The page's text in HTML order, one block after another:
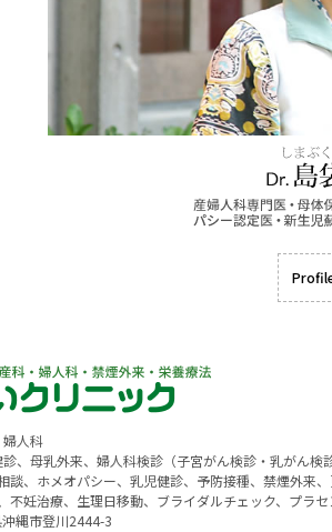
人科
、母乳外来、婦人科検診（子宮がん検診・乳がん検
談、ホメオパシー、乳児健診、予防接種、禁煙外来
不妊治療、生理日移動、ブライダルチェック、プラ
縄市登川2444-3